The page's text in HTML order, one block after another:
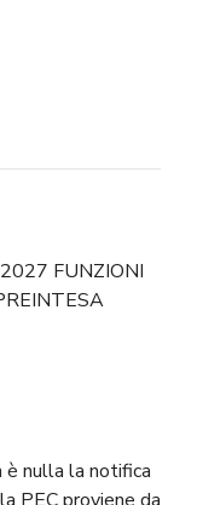
FUNZIONI
nulla la notifica
PEC proviene da